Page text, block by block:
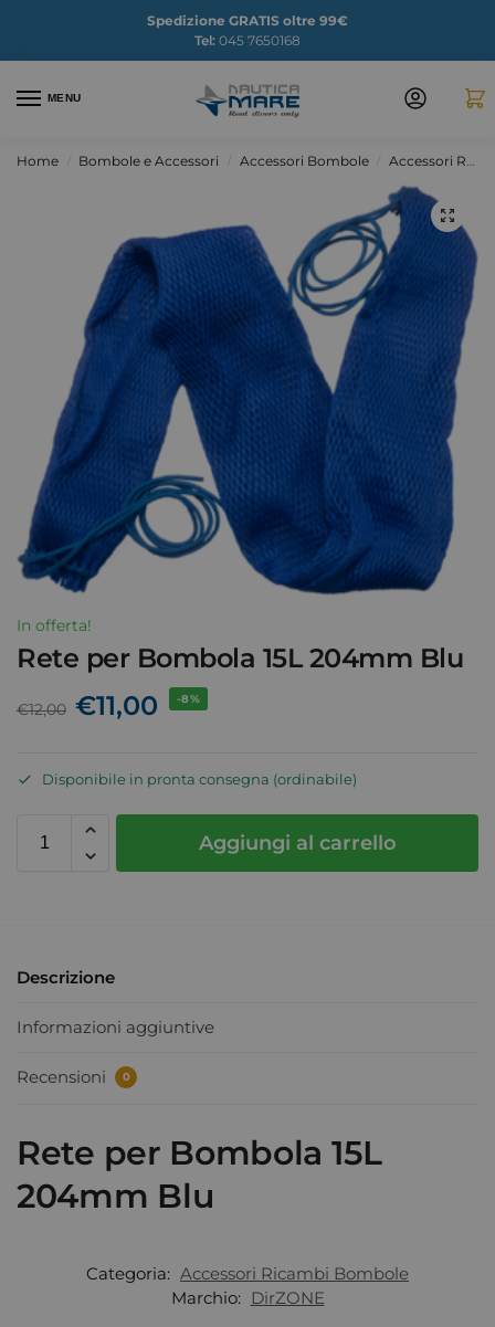
Spedizione GRATIS oltre 99€
Tel: 045 7650168
MENU
Home Bombole e Accessori Accessori Bombole Accessori Ricambi Bombole
In offerta!
Rete per Bombola 15L 204mm Blu
€12,00 €11,00 -8%
Disponibile in pronta consegna (ordinabile)
Aggiungi al carrello
Descrizione
Informazioni aggiuntive
Recensioni 0
Rete per Bombola 15L
204mm Blu
Categoria: Accessori Ricambi Bombole
Marchio: DirZONE